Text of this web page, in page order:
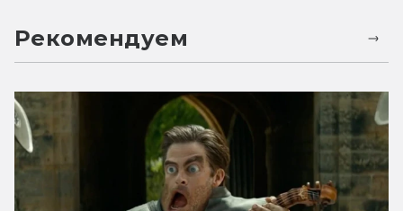
Рекомендуем